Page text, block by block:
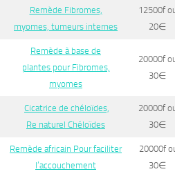
Remède Fibromes,
myomes, tumeurs internes
12500f
20∈
Remède à base de
plantes pour Fibromes,
myomes
20000f
30∈
Cicatrice de chéloïdes,
Re naturel Chéloïdes
20000f
30∈
Remède africain Pour faciliter
l’accouchement
20000f
30∈